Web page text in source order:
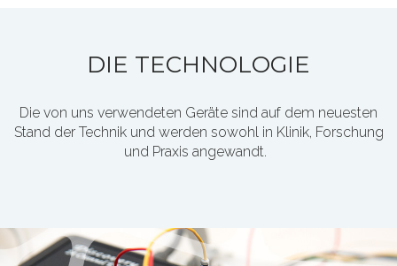
DIE TECHNOLOGIE
Die von uns verwendeten Geräte sind auf dem neuesten
Stand der Technik und werden sowohl in Klinik, Forschung
und Praxis angewandt.